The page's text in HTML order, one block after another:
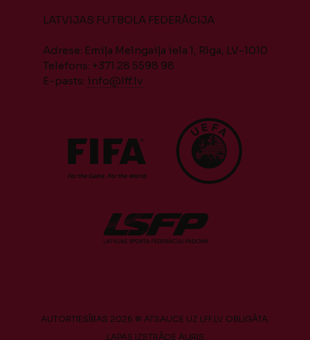
LATVIJAS FUTBOLA FEDERĀCIJA
Adrese: Emiļa Melngaiļa iela 1, Rīga, LV-1010
Telefons: +371 28 5598 98
E-pasts: info@lff.lv
AUTORTIESĪBAS 2026 © ATSAUCE UZ LFF.LV OBLIGĀTA.
LAPAS IZSTRĀDE AURIS